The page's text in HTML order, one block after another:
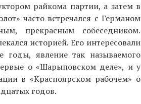
райкома партии, а затем в
часто встречался с Германом
прекрасным собеседником.
историей. Его интересовали
явление так называемого
о «Шарыповском деле», и у
в «Красноярском рабочем» о
годов.